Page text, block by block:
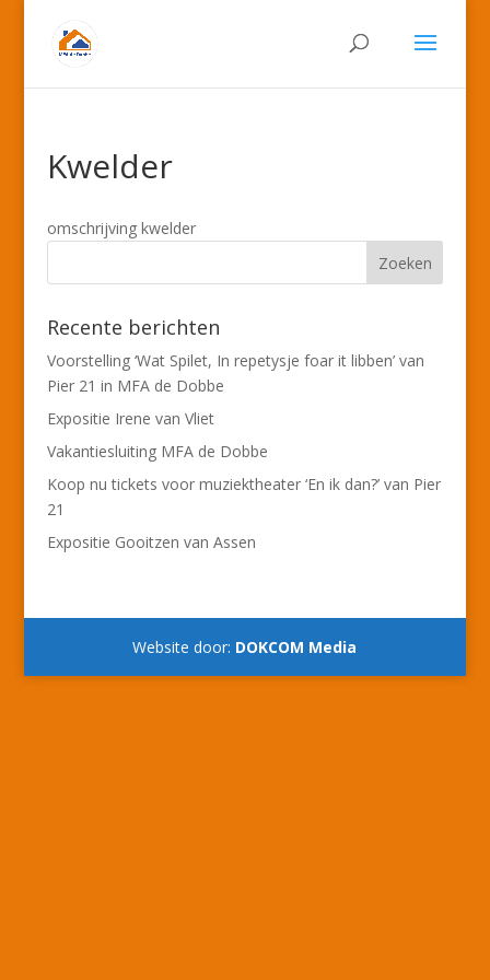
Kwelder
omschrijving kwelder
Recente berichten
Voorstelling ‘Wat Spilet, In repetysje foar it libben’ van
Pier 21 in MFA de Dobbe
Expositie Irene van Vliet
Vakantiesluiting MFA de Dobbe
Koop nu tickets voor muziektheater ‘En ik dan?’ van Pier
21
Expositie Gooitzen van Assen
Website door: DOKCOM Media